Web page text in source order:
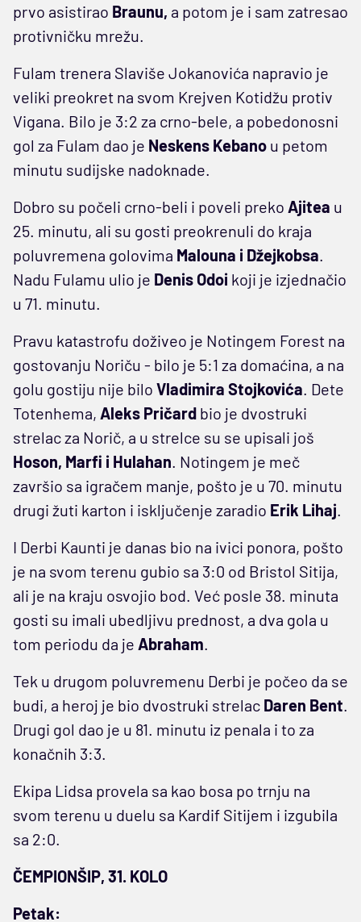
prvo asistirao Braunu, a potom je i sam zatresao
protivničku mrežu.
Fulam trenera Slaviše Jokanovića napravio je
veliki preokret na svom Krejven Kotidžu protiv
Vigana. Bilo je 3:2 za crno-bele, a pobedonosni
gol za Fulam dao je Neskens Kebano u petom
minutu sudijske nadoknade.
Dobro su počeli crno-beli i poveli preko Ajitea u
25. minutu, ali su gosti preokrenuli do kraja
poluvremena golovima Malouna i Džejkobsa.
Nadu Fulamu ulio je Denis Odoi koji je izjednačio
u 71. minutu.
Pravu katastrofu doživeo je Notingem Forest na
gostovanju Noriču - bilo je 5:1 za domaćina, a na
golu gostiju nije bilo Vladimira Stojkovića. Dete
Totenhema, Aleks Pričard bio je dvostruki
strelac za Norič, a u strelce su se upisali još
Hoson, Marfi i Hulahan. Notingem je meč
završio sa igračem manje, pošto je u 70. minutu
drugi žuti karton i isključenje zaradio Erik Lihaj.
I Derbi Kaunti je danas bio na ivici ponora, pošto
je na svom terenu gubio sa 3:0 od Bristol Sitija,
ali je na kraju osvojio bod. Već posle 38. minuta
gosti su imali ubedljivu prednost, a dva gola u
tom periodu da je Abraham.
Tek u drugom poluvremenu Derbi je počeo da se
budi, a heroj je bio dvostruki strelac Daren Bent.
Drugi gol dao je u 81. minutu iz penala i to za
konačnih 3:3.
Ekipa Lidsa provela sa kao bosa po trnju na
svom terenu u duelu sa Kardif Sitijem i izgubila
sa 2:0.
ČEMPIONŠIP, 31. KOLO
Petak: